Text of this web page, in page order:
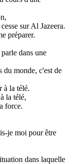
sur Al Jazeera.
préparer.
dans une
du monde, c'est de
à la télé.
la télé,
force.
je moi pour être
dans laquelle